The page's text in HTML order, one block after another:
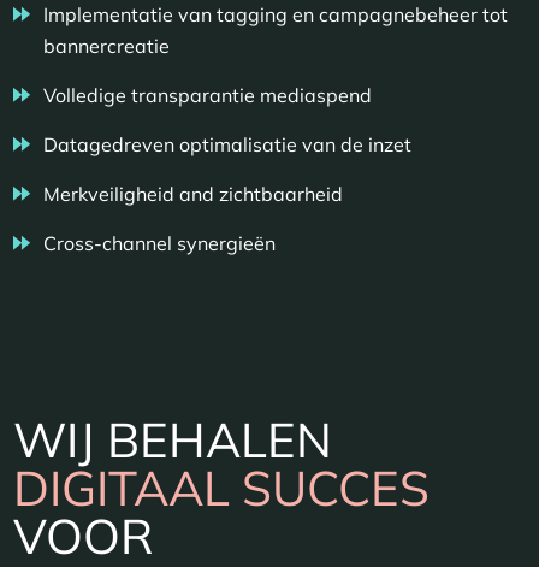
Implementatie van tagging en campagnebeheer tot
bannercreatie
Volledige transparantie mediaspend
Datagedreven optimalisatie van de inzet
Merkveiligheid and zichtbaarheid
Cross-channel synergieën
WIJ BEHALEN
DIGITAAL SUCCES
VOOR